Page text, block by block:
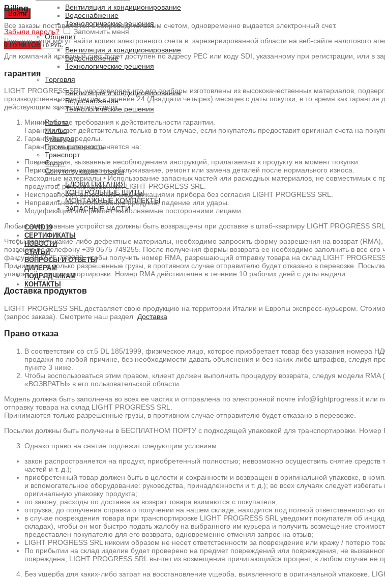
Войти
Забыли пароль? Запомнить меня
0ПУНКТОВ / 0 РУБ.
Вентиляция и кондиционирование
Водоснабжение
Технологические решения
Общепит
Вентиляция и кондиционирование
Водоснабжение
Технологические решения
Торговля
Вентиляция и кондиционирование
Водоснабжение
Технологические решения
Работа
Жилье
Культура
Промышленность
Транспорт
Спорт
Сопутствующие товары
БЛОКИ ПИТАНИЯ
КОНТРОЛЬНЫЕ ЩИТЫ
МОНТАЖНЫЕ КОМПЛЕКТЫ
ЗАПАСНЫЕ ЧАСТИ
COVID19
СЕРТИФИКАТЫ
НОВОСТИ
СТАТЬИ
ВОПРОСЫ И ОТВЕТЫ
ДИЛЕРАМ
ПОДРЯДЧИКАМ
КОНТАКТЫ
Billing
Все заказы поставляются с сопроводительным счетом, одновременно выдается электронный счет.
Частные лица могут найти копию электронного счета в зарезервированной области на веб-сайте налогового
Для компаний исходный счет будет доступен по адресу PEC или коду SDI, указанному при регистрации, или в
гарантия
LIGHT PROGRESS SRL удостоверяет, что его приборы изготовлены из высококачественных материалов,
производственных дефектов в течение 24 (Двадцати четырех) месяцев с даты покупки, в то время как
действующим законодательством.
Минимальные требования к действительности гарантии.
Гарантия будет действительна только в том случае, если покупатель предоставит оригинал счета на
Гарантийные пределы.
Гарантия не распространяется на:
Повреждения, вызванные несоблюдением инструкций, прилагаемых к продукту на момент покупки.
Периодические проверки, обслуживание, ремонт или замена деталей после нормального износа.
Расходные материалы • Использование запасных частей или расходных материалов, не совместимых с
продуктов, рекомендованных LIGHT PROGRESS SRL.
Неисправности, вызванные модификациями прибора без согласия LIGHT PROGRESS SRL.
Неправильное использование продукта, падение или удары.
Модификации или ремонт, выполняемые посторонними лицами.
Любые неисправные устройства должны быть возвращены при доставке в штаб-квартиру LIGHT PROGRESS SRL.
Чтобы вернуть какие-либо дефектные материалы, необходимо запросить форму разрешения на возврат
позвонив по телефону +39 0575 749255. После получения формы возврата ее необходимо заполнить в все
факсу +39 0575 789929, чтобы получить номер RMA, разрешающий отправку товара на склад LIGHT PROGRESS
Принимаются только разрешенные грузы, в противном случае отправителю будет отказано в перевозке.
упаковкой для транспортировки. Номер RMA действителен в течение 10 рабочих дней с даты выдачи.
Доставка продуктов
LIGHT PROGRESS SRL доставляет свою продукцию на территории Италии и Европы экспресс-курьером.
(запрос заказа). Смотрите наш раздел Доставка
Право отказа
В соответствии со ст.5 DL 185/1999, физическое лицо, которое приобретает товар без указания номера
продажи по любой причине, без необходимости давать объяснения и без каких-либо штрафов, следуя
пункте 3 ниже.
Чтобы воспользоваться этим правом, клиент должен выполнить процедуру возврата, следуя модели
«ВОЗВРАТЫ» в его пользовательской области.
Модель должна быть заполнена во всех ее частях и отправлена ​​по электронной почте info@lightprogress.it
отправку товара на склад LIGHT PROGRESS SRL.
Принимаются только разрешенные грузы, в противном случае отправителю будет отказано в перевозке.
Посылки должны быть получены в БЕСПЛАТНОМ ПОРТУ с подходящей упаковкой для транспортировки. Номер
Однако право на снятие подлежит следующим условиям:
закон распространяется на продукт, приобретенный полностью; невозможно осуществить снятие
частей и т. д.);
приобретенный товар должен быть в целости и сохранности и возвращен в оригинальной упаковке, в
и вспомогательное оборудование: руководства, принадлежности и т. д.); во всех случаях следует
оригинальную упаковку продукта;
по закону, расходы по доставке за возврат товара взимаются с покупателя;
отгрузка, до получения справки о получении на нашем складе, находится под полной ответственностью
в случае повреждения товара при транспортировке LIGHT PROGRESS SRL уведомит покупателя об
складах), чтобы он мог быстро подать жалобу на выбранного им курьера и получить возмещение
предоставлен покупателю для его возврата, одновременно отменяя запрос на отзыв;
LIGHT PROGRESS SRL никоим образом не несет ответственности за повреждение или кражу / потерю
По прибытии на склад изделие будет проверено на предмет повреждений или повреждения, не
повреждена, LIGHT PROGRESS SRL вычтет из возмещения причитающийся процент, в любом случае не
Без ущерба для каких-либо затрат на восстановление ущерба, выявленного в оригинальной упаковке,